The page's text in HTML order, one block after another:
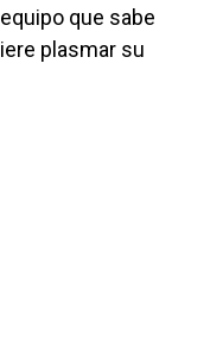
que sabe
plasmar su